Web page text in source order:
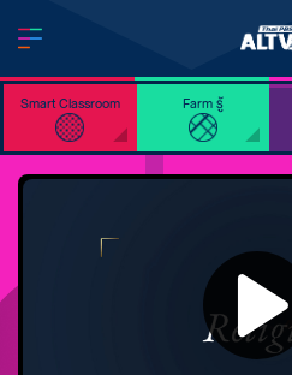
Smart Classroom Farm รู้